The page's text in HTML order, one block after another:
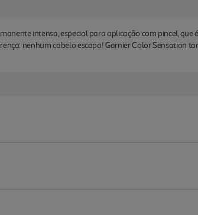
intensa, especial para aplicação com pincel,
nenhum cabelo escapa! Garnier Color Sensation